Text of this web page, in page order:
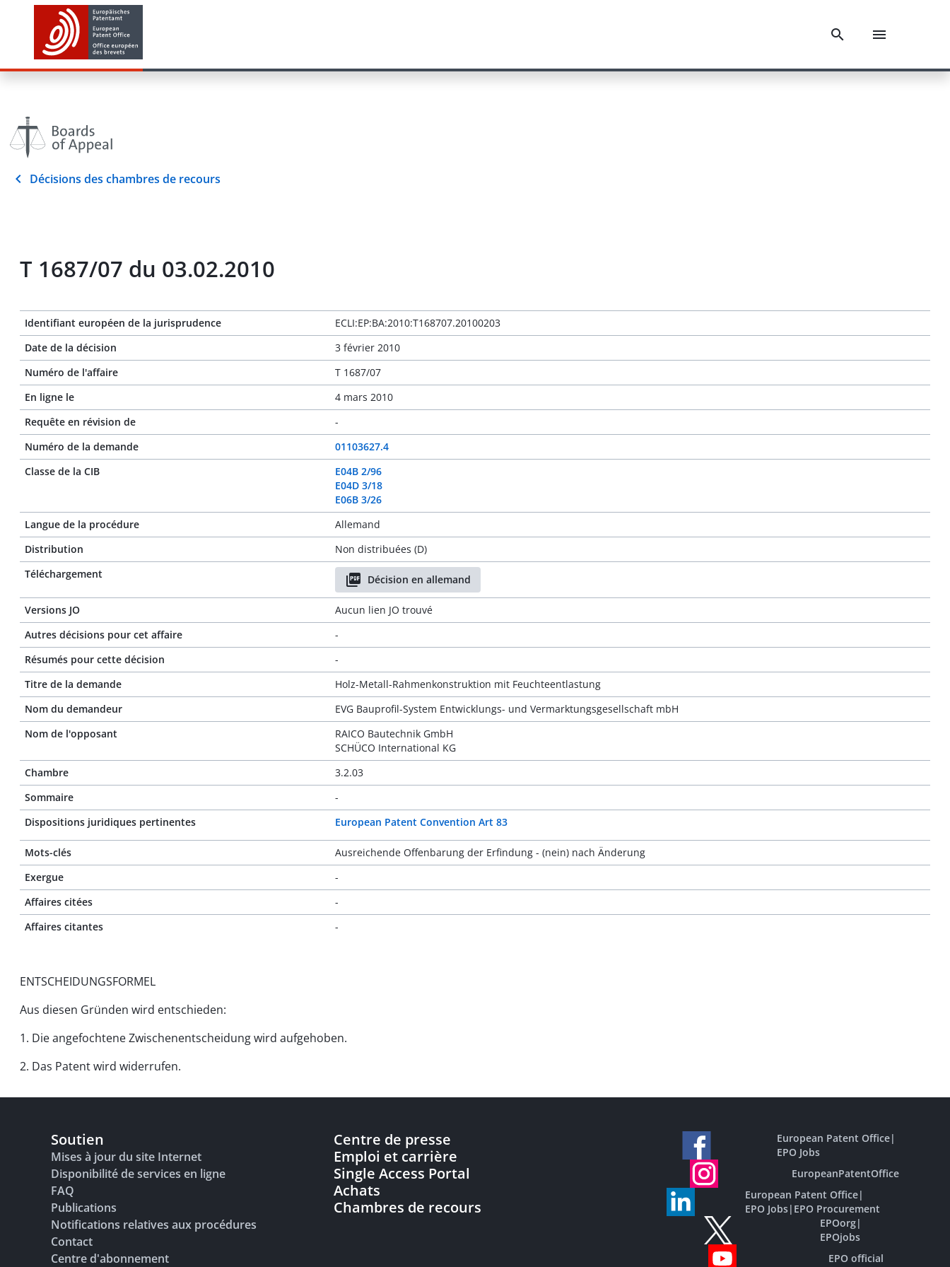
Décisions des chambres de recours
T 1687/07 du 03.02.2010
Identifiant européen de la jurisprudence
ECLI:EP:BA:2010:T168707.20100203
Date de la décision
3 février 2010
Numéro de l'affaire
T 1687/07
En ligne le
4 mars 2010
Requête en révision de
-
Numéro de la demande
01103627.4
Classe de la CIB
E04B 2/96
E04D 3/18
E06B 3/26
Langue de la procédure
Allemand
Distribution
Non distribuées (D)
Téléchargement
Décision en allemand
Versions JO
Aucun lien JO trouvé
Autres décisions pour cet affaire
-
Résumés pour cette décision
-
Titre de la demande
Holz-Metall-Rahmenkonstruktion mit Feuchteentlastung
Nom du demandeur
EVG Bauprofil-System Entwicklungs- und Vermarktungsgesellschaft mbH
Nom de l'opposant
RAICO Bautechnik GmbH
SCHÜCO International KG
Chambre
3.2.03
Sommaire
-
Dispositions juridiques pertinentes
European Patent Convention Art 83
Mots-clés
Ausreichende Offenbarung der Erfindung - (nein) nach Änderung
Exergue
-
Affaires citées
-
Affaires citantes
-
ENTSCHEIDUNGSFORMEL
Aus diesen Gründen wird entschieden:
1. Die angefochtene Zwischenentscheidung wird aufgehoben.
2. Das Patent wird widerrufen.
Soutien
Mises à jour du site Internet
Disponibilité de services en ligne
FAQ
Publications
Notifications relatives aux procédures
Contact
Centre d'abonnement
Centre de presse
Emploi et carrière
Single Access Portal
Achats
Chambres de recours
European Patent Office|
EPO Jobs
EuropeanPatentOffice
European Patent Office|
EPO Jobs| EPO Procurement
EPOorg|
EPOjobs
EPO official